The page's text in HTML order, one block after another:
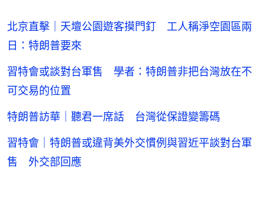
北京直擊｜天壇公園遊客摸門釘 工人稱淨空園區兩
日：特朗普要來
習特會或談對台軍售 學者：特朗普非把台灣放在不
可交易的位置
特朗普訪華｜聽君一席話 台灣從保證變籌碼
習特會｜特朗普或違背美外交慣例與習近平談對台軍
售 外交部回應